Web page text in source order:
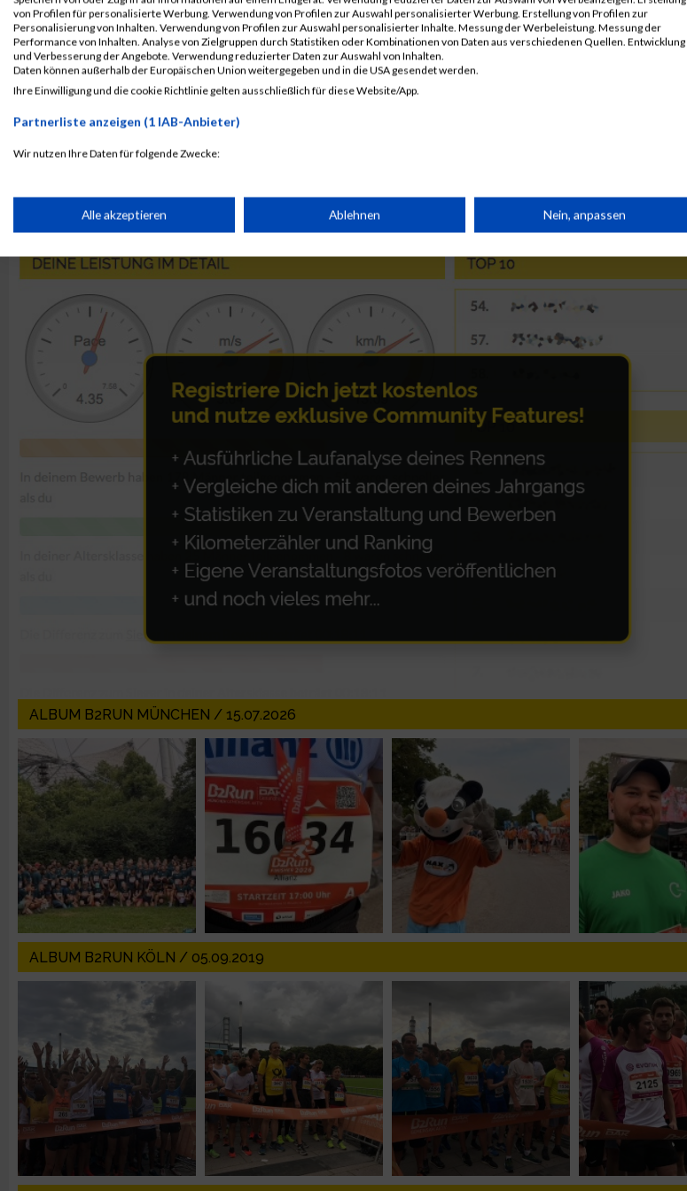
7943
Anne Becker GER
00:47:38.4
7934
Nikolas West GER
00:47:38.9
7935
Ahn Chung GER
Rang:853.
Kontaktformular / Fragen
zur Zeitmessung
Ioanna Vasilikos
ALBUM B2RUN MÜNCHEN / 15.07.2026
ALBUM B2RUN KÖLN / 05.09.2019
von Profilen für personalisierte Werbung. Verwendung von Profilen zur Auswahl personalisierter Werbung. Erstellung von Profilen zur
Personalisierung von Inhalten. Verwendung von Profilen zur Auswahl personalisierter Inhalte. Messung der Werbeleistung. Messung der
Performance von Inhalten. Analyse von Zielgruppen durch Statistiken oder Kombinationen von Daten aus verschiedenen Quellen. Entwicklung
und Verbesserung der Angebote. Verwendung reduzierter Daten zur Auswahl von Inhalten.
Daten können außerhalb der Europäischen Union weitergegeben und in die USA gesendet werden.
Ihre Einwilligung und die cookie Richtlinie gelten ausschließlich für diese Website/App.
Partnerliste anzeigen (1 IAB-Anbieter)
Wir nutzen Ihre Daten für folgende Zwecke:
Speichern von oder Zugriff auf Informationen auf einem Endgerät
Verwendung reduzierter Daten zur Auswahl von Werbeanzeigen
Erstellung von Profilen für personalisierte Werbung
Verwendung von Profilen zur Auswahl personalisierter Werbung
Verwendung von Profilen zur Auswahl personalisierter Inhalte
Messung der Werbeleistung
Messung der Performance von Inhalten
Analyse von Zielgruppen durch Statistiken oder Kombinationen von Daten aus
Entwicklung und Verbesserung der Angebote
Verwendung reduzierter Daten zur Auswahl von Inhalten
IAB-Besonderheiten:
Geräte anhand von aktiv angeforderten Informationen identifizieren
Notwendig
Funktional
Werbung
Alle akzeptieren Ablehnen Nein, anpassen